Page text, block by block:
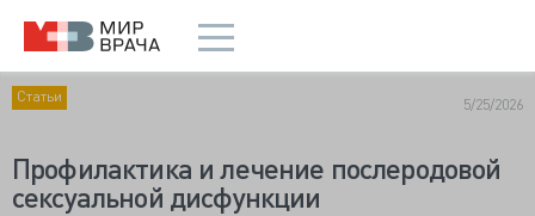
Статьи 5/25/2026
Профилактика и лечение послеродовой
сексуальной дисфункции